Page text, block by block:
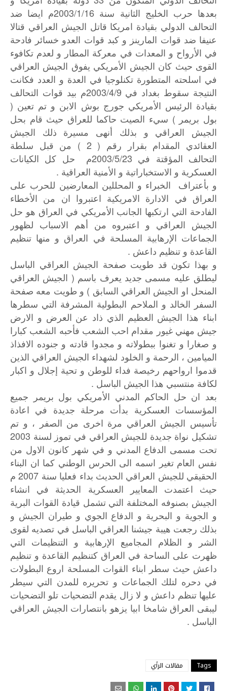
بعدها حرب الخليج الثانية سنة 2003/1/16م ايضا ضد
التحالف الدولي بقيادة امريكا قاتل الجيش العراقي قتالا
عنيفا ضد قوات المارينز و كبد قوات العدو خسائر فادحة
في الأرواح و المعدات في معركة المطار و لعدم تكافوء
القوى حيث كان الجيش الأمريكي يفوق الجيش العراقي
في اسلحته المتطورة تكنلوجيا في العدة و العدد فكانت
النتيجة سقوط بغداد في 2003/4/9م بيد قوات التحالف
بقيادة الرئيس الأمريكي جورج بوش الابن و تم تعين (
بول بريمر ) سيء الصيت حاكما للعراق حيث قام بحل
الجيش العراقي و بذلك أنهى مسيرة ذلك الجيش
العقائدي المقدام بقرار رقم ( 2 ) من قبل سلطة
التحالف المؤقتة في 2003/5/23م حل كل الكيانات
العسكرية و الاستخباراتية و الأمنية العراقية .
و بأعتراف الخبراء و المحللين المعارضين للحرب على
العراق في الادارة الامريكية اعتبروا ان من الأخطاء
الفادحة التي ارتكبها الجانب الأمريكي في العراق هو حل
الجيش العراقي و اعتبروه من أهم الاسباب لظهور
الجماعات الإرهابية المسلحة في العراق و منها تنظيم
القاعدة و تنظيم داعش .
و بهذا تكون قد طويت صفحة الجيش العراقي الباسل
ليطلق عليه مسمى جديد يعرف باسم ( الجيش العراقي
المنحل او الجيش العراقي السابق ) و طويت معه صفحة
السفر الخالد و الملاحم البطولية المشرفة التي سطرها
ابناء هذا الجيش العظيم الذي ذاد عن العرض و الارض
جيش مهني غيور مقدام احب الشعب فأحبه الشعب كبارا
و صغارا و تغنوا ببطولاته و مجدوا قادته و جنوده الافذاذ
الميامين ، الرحمة و الخلود لشهداء الجيش العراقي الذين
قدموا ارواحهم رخيصة فداء للوطن و تحية إجلال و اكبار
لكافة منتسبي هذا الجيش الباسل .
بعد ان حل الحاكم المدني الأمريكي بول بريمر جميع
المؤسسات العسكرية بدأت مرحلة جديدة في اعادة
تأسيس الجيش العراقي مرة اخرى من الصفر ، و تم
تشكيل نواة جديدة للجيش العراقي في تموز لسنة 2003
تحت مسمى الدفاع المدني و في شهر كانون الاول من
نفس العام تغير اسمه الى الحرس الوطني كما ان البناء
الحقيقي للجيش العراقي الحديث بداء فعليا سنة 2007 م
حيث اعتمدت المعايير العسكرية الحديثة في انشاء
الجيش بصنوفه المختلفة التي تشمل قيادة القوات البرية
و الجوية و البحرية و الدفاع الجوي و طيران الجيش و
بذلك رجعت هيبة جيشنا العراقي الباسل في تصديه لقوى
الشر و الظلام المجاميع الإرهابية و التنظيمات التي
ظهرت على الساحة في العراق كتنظيم القاعدة و تنظيم
داعش حيث سطر ابناء القوات المسلحة اروع البطولات
في دحره لتلك الجماعات و تحريره للمدن التي سيطر
عليها تنظم داعش و لا زال يقدم التضحيات تلو التضحيات
ليبقى العراق شامخا ابيا يزهو بانتصارات الجيش العراقي
الباسل .
Tags مقالات الرأي